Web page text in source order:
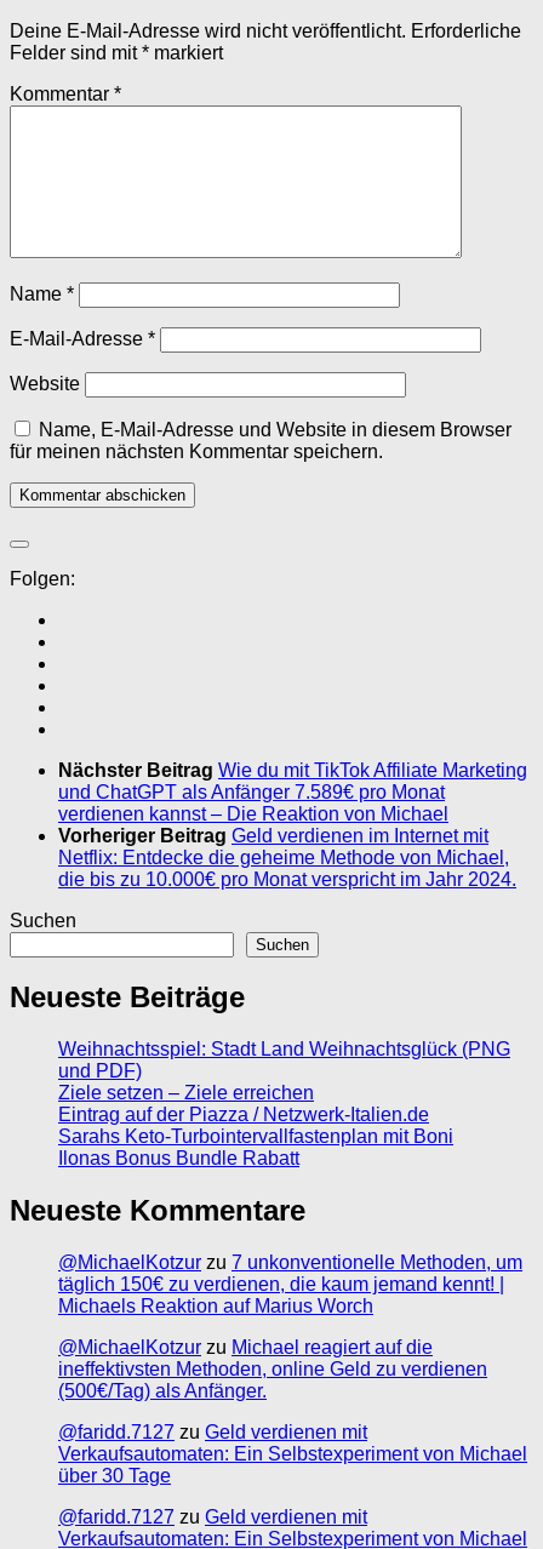
Deine E-Mail-Adresse wird nicht veröffentlicht. Erforderliche
Felder sind mit* markiert
Kommentar *
Name *
E-Mail-Adresse *
Website
Name, E-Mail-Adresse und Website in diesem Browser
für meinen nächsten Kommentar speichern.
Folgen:
Nächster Beitrag Wie du mit TikTok Affiliate Marketing
und ChatGPT als Anfänger 7.589€ pro Monat
verdienen kannst – Die Reaktion von Michael
Vorheriger Beitrag Geld verdienen im Internet mit
Netflix: Entdecke die geheime Methode von Michael,
die bis zu 10.000€ pro Monat verspricht im Jahr 2024.
Suchen
Suchen
Neueste Beiträge
Weihnachtsspiel: Stadt Land Weihnachtsglück (PNG
und PDF)
Ziele setzen – Ziele erreichen
Eintrag auf der Piazza / Netzwerk-Italien.de
Sarahs Keto-Turbointervallfastenplan mit Boni
Ilonas Bonus Bundle Rabatt
Neueste Kommentare
@MichaelKotzur zu 7 unkonventionelle Methoden, um
täglich 150€ zu verdienen, die kaum jemand kennt! |
Michaels Reaktion auf Marius Worch
@MichaelKotzur zu Michael reagiert auf die
ineffektivsten Methoden, online Geld zu verdienen
(500€/Tag) als Anfänger.
@faridd.7127 zu Geld verdienen mit
Verkaufsautomaten: Ein Selbstexperiment von Michael
über 30 Tage
@faridd.7127 zu Geld verdienen mit
Verkaufsautomaten: Ein Selbstexperiment von Michael